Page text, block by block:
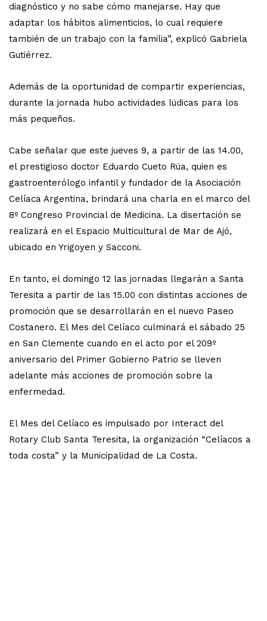
diagnóstico y no sabe cómo manejarse. Hay que
adaptar los hábitos alimenticios, lo cual requiere
también de un trabajo con la familia”, explicó Gabriela
Gutiérrez.
Además de la oportunidad de compartir experiencias,
durante la jornada hubo actividades lúdicas para los
más pequeños.
Cabe señalar que este jueves 9, a partir de las 14.00,
el prestigioso doctor Eduardo Cueto Rúa, quien es
gastroenterólogo infantil y fundador de la Asociación
Celíaca Argentina, brindará una charla en el marco del
8º Congreso Provincial de Medicina. La disertación se
realizará en el Espacio Multicultural de Mar de Ajó,
ubicado en Yrigoyen y Sacconi.
En tanto, el domingo 12 las jornadas llegarán a Santa
Teresita a partir de las 15.00 con distintas acciones de
promoción que se desarrollarán en el nuevo Paseo
Costanero. El Mes del Celíaco culminará el sábado 25
en San Clemente cuando en el acto por el 209º
aniversario del Primer Gobierno Patrio se lleven
adelante más acciones de promoción sobre la
enfermedad.
El Mes del Celíaco es impulsado por Interact del
Rotary Club Santa Teresita, la organización “Celíacos a
toda costa” y la Municipalidad de La Costa.